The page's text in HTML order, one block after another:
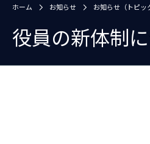
ホーム お知らせ お知らせ（トピッ
役員の新体制